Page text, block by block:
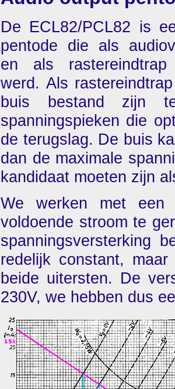
De ECL82/PCL82 is
pentode die als
en als rastereindtrap
werd. Als
buis bestand zijn
spanningspieken die
de terugslag. De buis
dan de maximale
kandidaat moeten zijn
We werken met een
voldoende stroom te
spanningsversterking
redelijk constant,
beide uitersten. De
230V, we hebben dus